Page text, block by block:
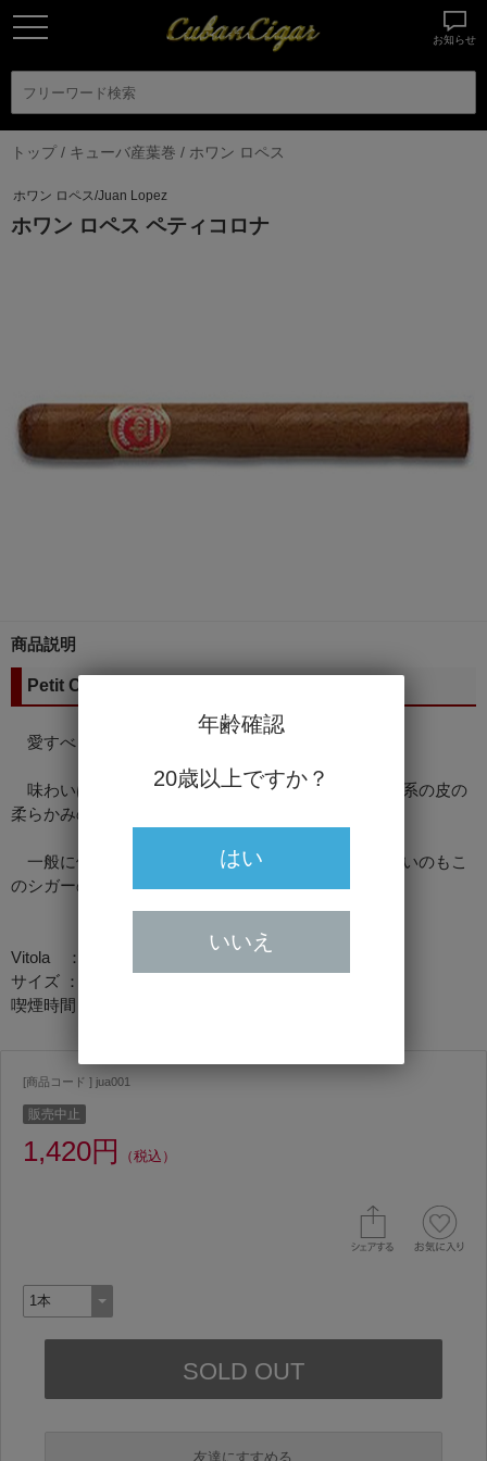
お知らせ
トップ/ キューバ産葉巻 / ホワン ロペス
ホワン ロペス/Juan Lopez
ホワン ロペス ペティコロナ
商品説明
Petit Coronas
愛すべきライトボディーのペティコロナ。
味わいはスムースかつライトで、カフェオレ、柑橘系の皮の
柔らかみのある甘さと風味を持っています。
一般に他のペティコロナよりも巻きが良いことが多いのもこ
のシガーの特徴です。
Vitola ：ペティコロナ
サイズ ：129mm×16.67mm
喫煙時間：約40min
[商品コード ] jua001
販売中止
1,420円 （税込）
友達にすすめる
年齢確認
20歳以上ですか？
はい
いいえ